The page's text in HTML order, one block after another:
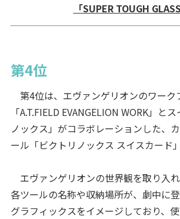
「SUPER TOUGH GLASS
第4位
第4位は、エヴァンゲリオンのワーク
「A.T.FIELD EVANGELION WORK」と
ノックス」がコラボレーションした、
ール「ビクトリノックス スイスカード
エヴァンゲリオンの世界観を取り入れ
各ツールの名称や収納場所が、劇中に
グラフィックスをイメージしており、